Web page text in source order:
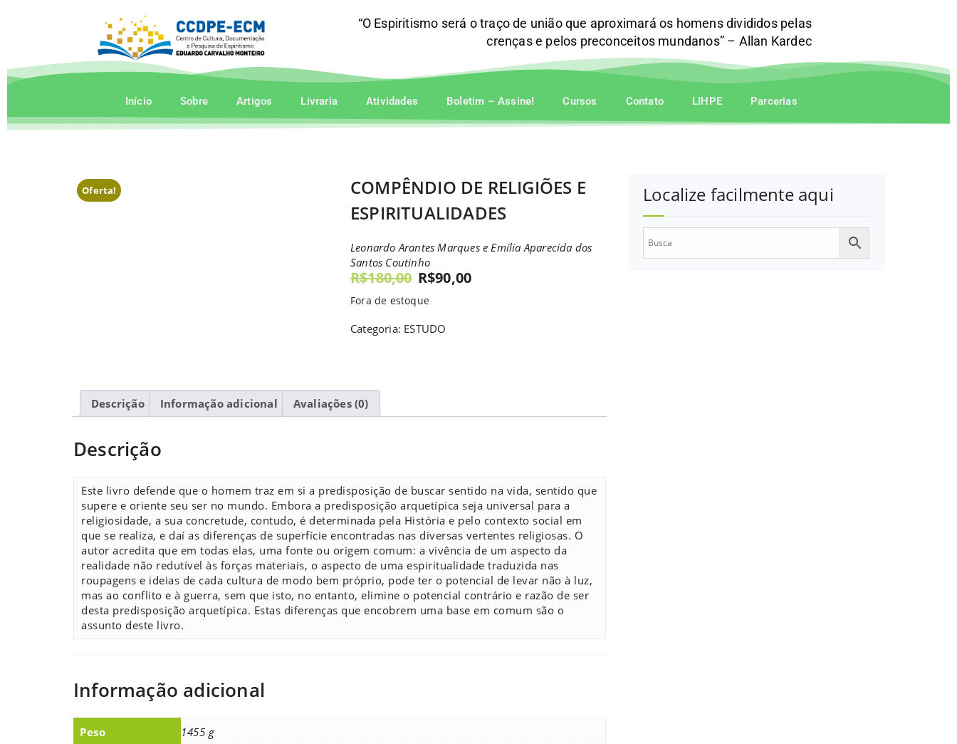
“O Espiritismo será o traço de união que aproximará os homens divididos pelas
crenças e pelos preconceitos mundanos” – Allan Kardec
Início Sobre Artigos Livraria Atividades Boletim – Assine! Cursos Contato LIHPE Parcerias
Oferta!
COMPÊNDIO DE RELIGIÕES E
ESPIRITUALIDADES
Leonardo Arantes Marques e Emília Aparecida dos
Santos Coutinho
R$180,00 R$90,00
Fora de estoque
Categoria: ESTUDO
Descrição Informação adicional Avaliações (0)
Descrição
Este livro defende que o homem traz em si a predisposição de buscar sentido na vida, sentido que
supere e oriente seu ser no mundo. Embora a predisposição arquetípica seja universal para a
religiosidade, a sua concretude, contudo, é determinada pela História e pelo contexto social em
que se realiza, e daí as diferenças de superfície encontradas nas diversas vertentes religiosas. O
autor acredita que em todas elas, uma fonte ou origem comum: a vivência de um aspecto da
realidade não redutível às forças materiais, o aspecto de uma espiritualidade traduzida nas
roupagens e ideias de cada cultura de modo bem próprio, pode ter o potencial de levar não à luz,
mas ao conflito e à guerra, sem que isto, no entanto, elimine o potencial contrário e razão de ser
desta predisposição arquetípica. Estas diferenças que encobrem uma base em comum são o
assunto deste livro.
Informação adicional
Peso
1455 g
Localize facilmente aqui